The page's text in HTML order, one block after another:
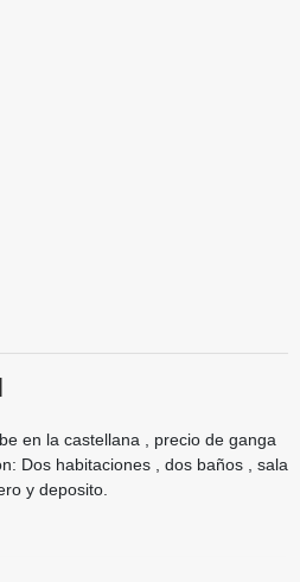
en la castellana , precio de ganga
Dos habitaciones , dos baños , sala
y deposito.